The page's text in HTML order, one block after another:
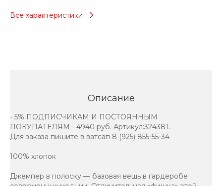
Все характеристики
Описание
- 5% ПОДПИСЧИКАМ И ПОСТОЯННЫМ
ПОКУПАТЕЛЯМ - 4940 руб. Артикул:324381.
Для заказа пишите в ватсап 8 (925) 855-55-34
100% хлопок
Джемпер в полоску — базовая вещь в гардеробе